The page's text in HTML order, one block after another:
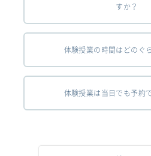
すか？
体験授業の時間はどのぐ
体験授業は当日でも予約